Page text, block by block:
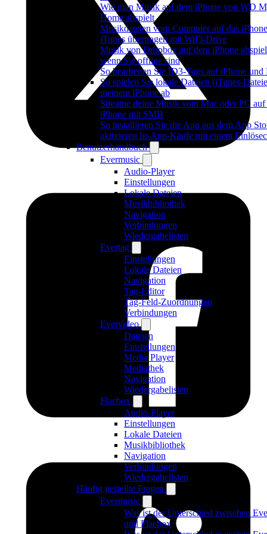
Wie man Musik auf dem iPhone von WD
Home abspielt
Musikdateien vom Computer auf das
iTunes übertragen mit WiFi-Drive
Musik von Dropbox auf dem iPhone
wenn Sie offline sind
So bearbeiten Sie ID3-Tags auf iPhone und
So spielen Sie lokale Dateien (iTunes-
meinem iPhone ab
Streame deine Musik vom Mac oder PC auf
iPhone mit SMB
So installieren Sie die App aus dem App
aktivieren In-App-Käufe mit einem
Benutzerhandbuch
Evermusic
Audio-Player
Einstellungen
Lokale Dateien
Musikbibliothek
Navigation
Verbindungen
Wiedergabelisten
Evertag
Einstellungen
Lokale Dateien
Navigation
Tag-Editor
Tag-Feld-Zuordnungen
Verbindungen
Evervideo
Dateien
Einstellungen
Media Player
Mediathek
Navigation
Wiedergabelisten
Flacbox
Audio-Player
Einstellungen
Lokale Dateien
Musikbibliothek
Navigation
Verbindungen
Wiedergabelisten
Häufig gestellte Fragen
Evermusic
Was ist der Unterschied zwischen
und Flacbox